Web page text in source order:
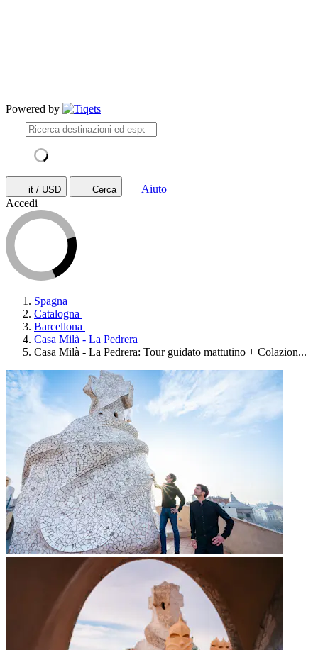
Powered by
it / USD Cerca
Aiuto
Accedi
Spagna
Catalogna
Barcellona
Casa Milà - La Pedrera
Casa Milà - La Pedrera: Tour guidato mattutino + Colazion...